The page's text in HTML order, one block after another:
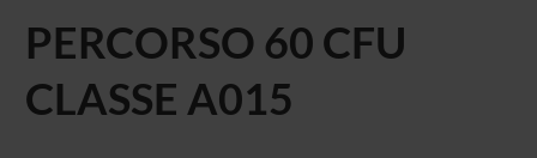
PERCORSO 60 CFU
CLASSE A015